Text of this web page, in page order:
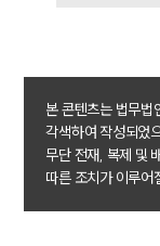
본 콘텐츠는 법무법
각색하여 작성되었
무단 전재, 복제 및
따른 조치가 이루어